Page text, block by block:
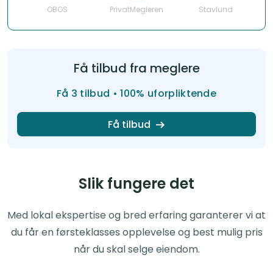
OBOS PrivatMegleren Stavlund
Få tilbud fra meglere
Få 3 tilbud • 100% uforpliktende
Få tilbud
Slik fungere det
Med lokal ekspertise og bred erfaring garanterer vi at
du får en førsteklasses opplevelse og best mulig pris
når du skal selge eiendom.